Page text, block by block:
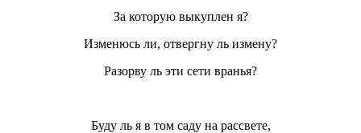
За которую выкуплен я?
Изменюсь ли, отвергну ль измену?
Разорву ль эти сети вранья?
Буду ль я в том саду на рассвете,